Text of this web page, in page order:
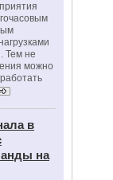
Тем не
можно
в
на